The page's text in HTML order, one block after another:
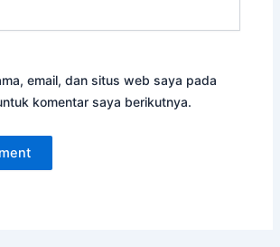
email, dan situs web saya pada
komentar saya berikutnya.